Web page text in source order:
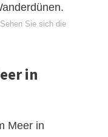
Sehen Sie sich die
in
Meer in